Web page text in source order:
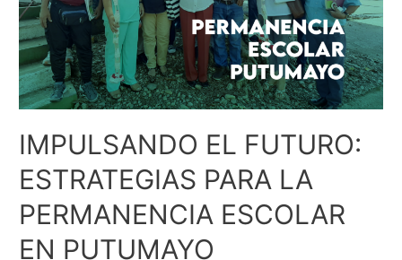
IMPULSANDO EL FUTURO:
ESTRATEGIAS PARA LA
PERMANENCIA ESCOLAR
EN PUTUMAYO